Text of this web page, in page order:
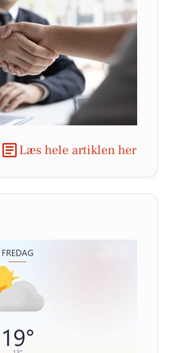
Læs hele artiklen her